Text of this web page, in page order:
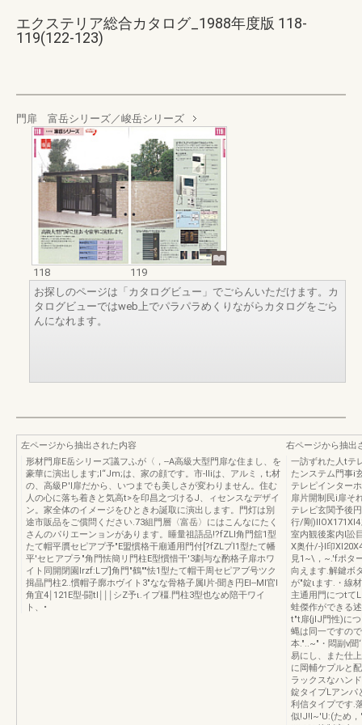
エクステリア総合カタログ_1988年度版 118-
119(122-123)
門扉 富岳シリーズ／峻岳シリーズ
118
119
お探しのページは「カタログビュー」でごらんいただけます。カ
タログビューではweb上でパラパラめくりながらカタログをごら
んになれます。
左ページから抽出された内容
形材門扉E岳シリーズ議フふが〈，--A高級大型門扉な住まし、を
豪華に演出します;l“Jm;は、家の顔です。市-lIiは、アルミ，t;材
の、高級P'I扉だから、いつまでも美しさが変わりません。住む
人の心に落ち着きと気高t>を印昌之づけるJ、ィセンスなデザイ
ン。家全体のイメージをひときわ誕取に演出します。門灯は別
途市販品をご償問ください.73組門層〈富岳〉にはこんなにたく
さんのパりエーンョンがあります。睡量祖語品!?fZLl角門舘1型
たて帽平贋セピアプ予"E盟慣格干廟通用門付[?fZLプl1型たて幡
平'セヒアプラ"角門怯簡リ門柱E型慣惜干'3劃与な酌格子扉ホワ
イト同開閉園lrzf:Lプ]角門"鶴""怯1型たて帽干周セピアブ号ツク
揖晶門柱2..慣帽子廓ホヴイト3"なな骨格子属l片-聞き円El--Ml官l
角宜4￨121E型-闘tl￨￨￨シZ予ι.イプ橿.門柱3型也なめ陪干ワイ
ト、•
右ページから抽出
一訪ずれた人tテ
たンステム門事i
テレピインター
扉片開制民i扉そ
テレビ玄関予後
行/剛
室内観後案内l訟
X奥什/-}l印
見1~\，~.'fポタ
向えます.解鍵ボ
が"錠ιます.・線
主通用門につtて
蛙傑作ができる
t"t扉{jIJ門性)に
蝿は同一ですの
本."..~"・悶副v聞
易にし、また仕
に岡輔ケプルと
ラックスなハン
錠タイプLアンパ
利信タイプです.
似!J!I~'U:(ため，